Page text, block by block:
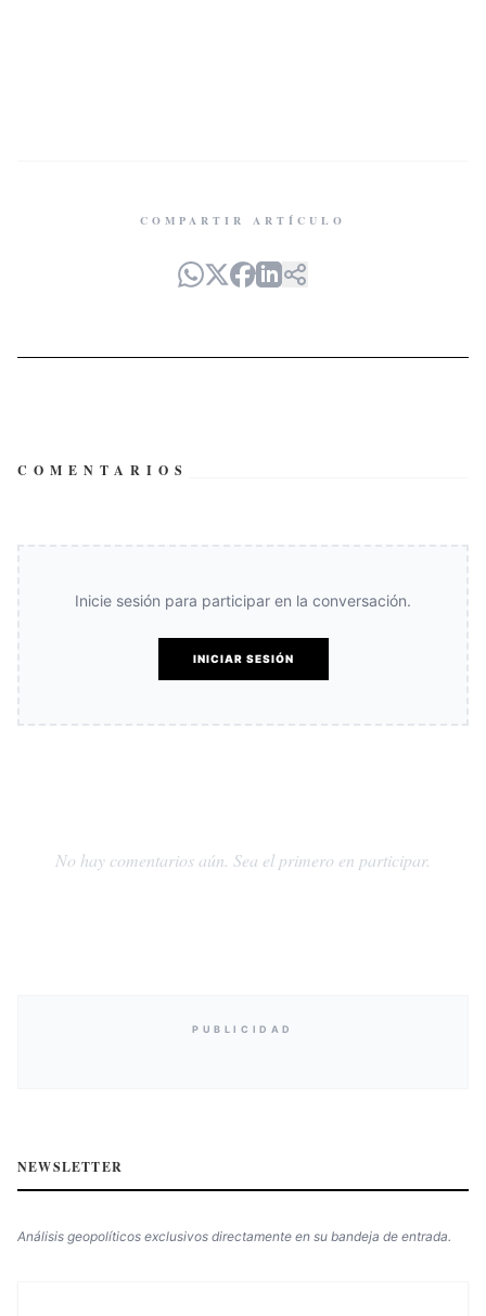
COMPARTIR ARTÍCULO
COMENTARIOS
Inicie sesión para participar en la conversación.
INICIAR SESIÓN
No hay comentarios aún. Sea el primero en participar.
PUBLICIDAD
NEWSLETTER
Análisis geopolíticos exclusivos directamente en su bandeja de entrada.